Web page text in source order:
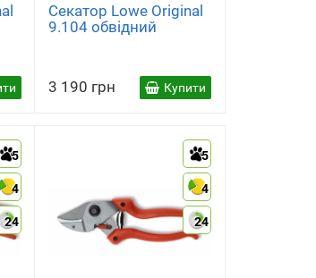
Секатор Lowe Original
9.104 обвідний
3 190 грн Купити
5
4
24
5
4
24